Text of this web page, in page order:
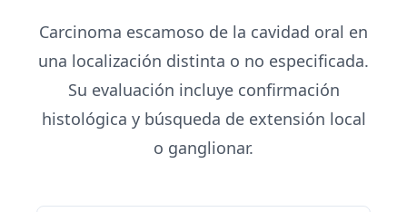
Carcinoma escamoso de la cavidad oral en
una localización distinta o no especificada.
Su evaluación incluye confirmación
histológica y búsqueda de extensión local
o ganglionar.